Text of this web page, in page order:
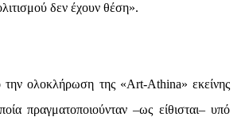
δεν έχουν θέση».
ολοκλήρωση της «Art-Athina» εκείνης
πραγματοποιούνταν –ως είθισται– υπό